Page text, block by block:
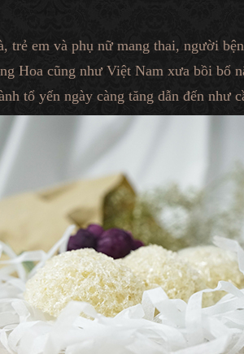
trẻ em và phụ nữ mang thai, người
Hoa cũng như Việt Nam xưa bồi bổ
tổ yến ngày càng tăng dẫn đến như